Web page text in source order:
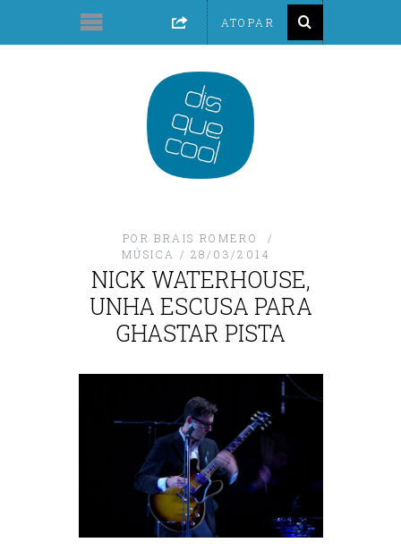
POR BRAIS ROMERO
MÚSICA
28/03/2014
NICK WATERHOUSE,
UNHA ESCUSA PARA
GHASTAR PISTA